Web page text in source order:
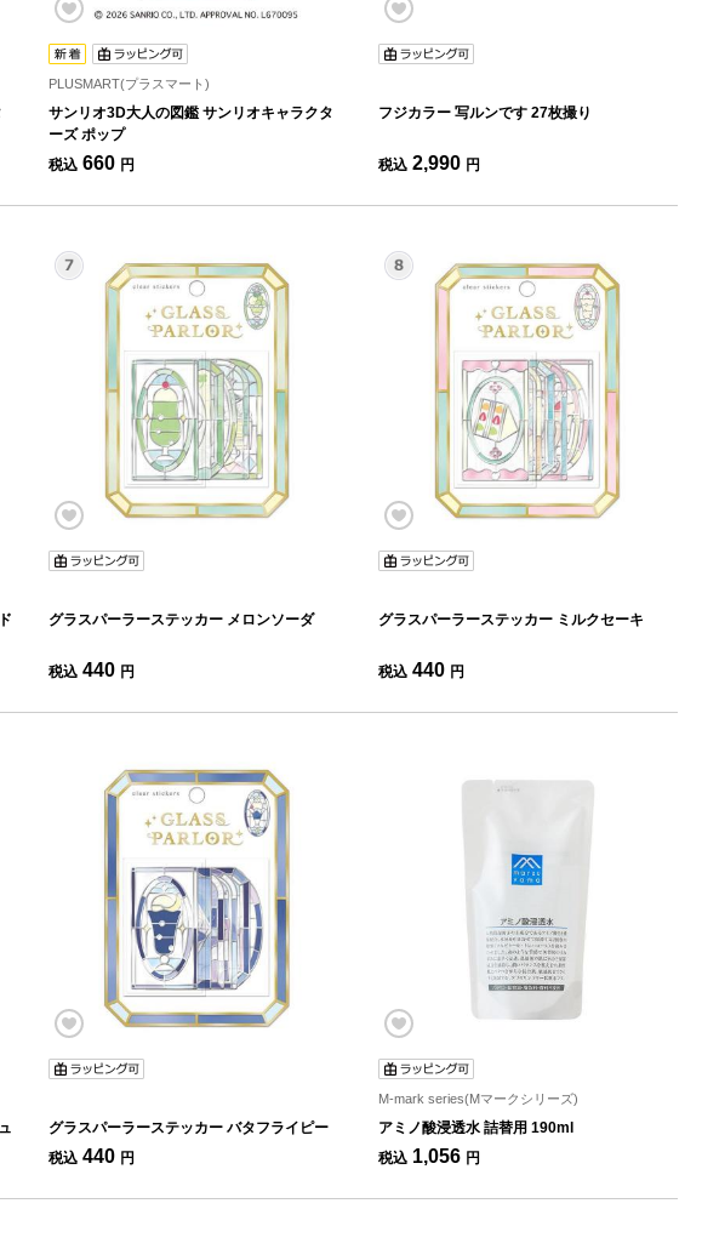
PLUSMART(プラスマート)
サンリオ3D大人の図鑑 サンリオキャラクタ
ーズ ポップ
税込 660 円
フジカラー 写ルンです 27枚撮り
税込 2,990 円
グラスパーラーステッカー メロンソーダ
税込 440 円
グラスパーラーステッカー ミルクセーキ
税込 440 円
グラスパーラーステッカー バタフライピー
税込 440 円
M-mark series(Mマークシリーズ)
アミノ酸浸透水 詰替用 190ml
税込 1,056 円